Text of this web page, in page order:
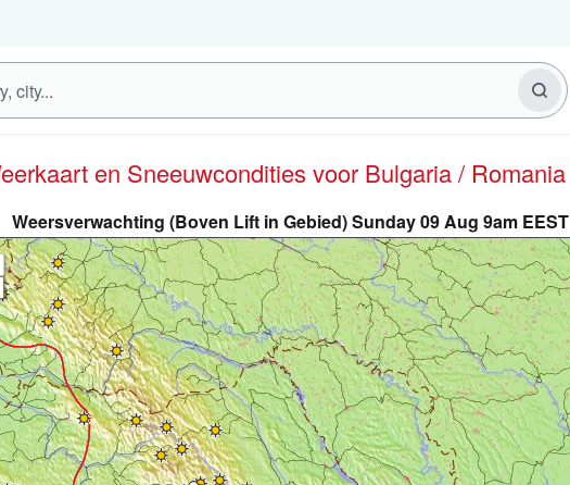
Weerkaart en Sneeuwcondities voor Bulgaria / Romania
Weersverwachting (Boven Lift in Gebied) Sunday 09 Aug 9am EEST